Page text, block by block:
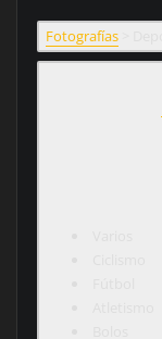
Fotografías>